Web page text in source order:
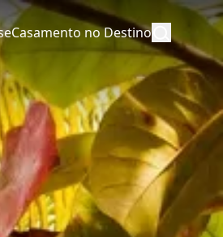
Casamento no Destino